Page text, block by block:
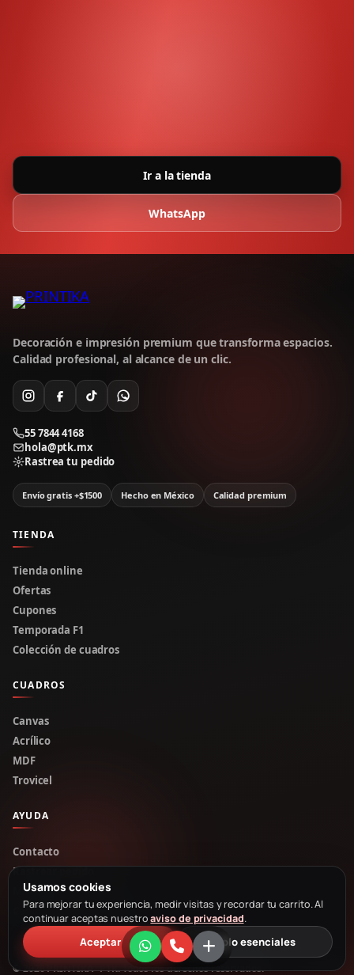
Usamos cookies
Para mejorar tu experiencia, medir visitas y recordar tu carrito. Al
continuar aceptas nuestroaviso de privacidad.
Aceptar Solo esenciales
Ir a la tienda
WhatsApp
Decoración e impresión premium que transforma espacios.
Calidad profesional, al alcance de un clic.
55 7844 4168
hola@ptk.mx
Rastrea tu pedido
Envío gratis +$1500 Hecho en México Calidad premium
TIENDA
Tienda online
Ofertas
Cupones
Temporada F1
Colección de cuadros
CUADROS
Canvas
Acrílico
MDF
Trovicel
AYUDA
Contacto
Rastrear pedido
Mi cuenta
Cotizar por WhatsApp
© 2026 PRINTIKA · PTK. Todos los derechos reservados.